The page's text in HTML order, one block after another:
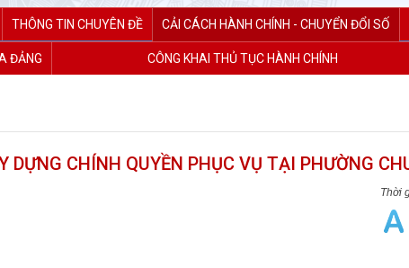
THÔNG TIN CHUYÊN ĐỀ CẢI CÁCH HÀNH CHÍNH - CHUYỂN ĐỔI SỐ
ĐẢNG CÔNG KHAI THỦ TỤC HÀNH CHÍNH
CHÍNH QUYỀN PHỤC VỤ TẠI PHƯỜNG